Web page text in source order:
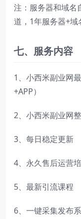
注：服务器和域名
道，1年服务器+域
七、服务内容
1、小西米副业网
+APP）
2、小西米副业网
3、每日稳定更新
4、永久售后运营
5、最新引流课程
6、一键采集发布